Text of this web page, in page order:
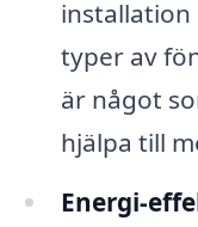
installation
typer av
är något
hjälpa till
Energi-